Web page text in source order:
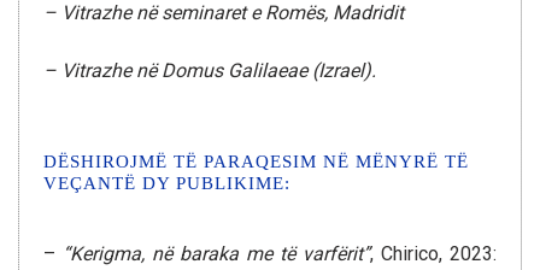
– Vitrazhe në seminaret e Romës, Madridit
– Vitrazhe në Domus Galilaeae (Izrael).
DËSHIROJMË TË PARAQESIM NË MËNYRË TË
VEÇANTË DY PUBLIKIME:
– “Kerigma, në baraka me të varfërit”, Chirico, 2023: